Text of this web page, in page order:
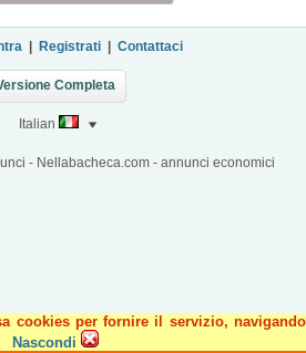
per fornire il servizio, navigando
Nascondi
Registrati| Contattaci
Completa
Italian
- Nellabacheca.com - annunci economici